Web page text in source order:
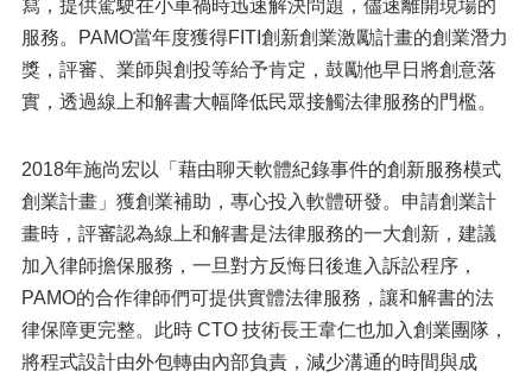
寫，提供駕駛在小車禍時迅速解決問題，儘速離開現場的
服務。PAMO當年度獲得FITI創新創業激勵計畫的創業潛力
獎，評審、業師與創投等給予肯定，鼓勵他早日將創意落
實，透過線上和解書大幅降低民眾接觸法律服務的門檻。
2018年施尚宏以「藉由聊天軟體紀錄事件的創新服務模式
創業計畫」獲創業補助，專心投入軟體研發。申請創業計
畫時，評審認為線上和解書是法律服務的一大創新，建議
加入律師擔保服務，一旦對方反悔日後進入訴訟程序，
PAMO的合作律師們可提供實體法律服務，讓和解書的法
律保障更完整。此時 CTO 技術長王韋仁也加入創業團隊，
將程式設計由外包轉由內部負責，減少溝通的時間與成